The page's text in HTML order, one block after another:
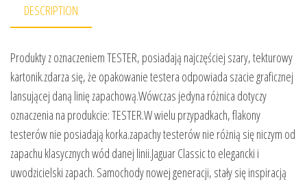
DESCRIPTION
Produkty z oznaczeniem TESTER, posiadają najczęściej szary, tekturowy
kartonik.zdarza się, że opakowanie testera odpowiada szacie graficznej
lansującej daną linię zapachową.Wówczas jedyna różnica dotyczy
oznaczenia na produkcie: TESTER.W wielu przypadkach, flakony
testerów nie posiadają korka.zapachy testerów nie różnią się niczym od
zapachu klasycznych wód danej linii.Jaguar Classic to elegancki i
uwodzicielski zapach. Samochody nowej generacji, stały się inspiracją